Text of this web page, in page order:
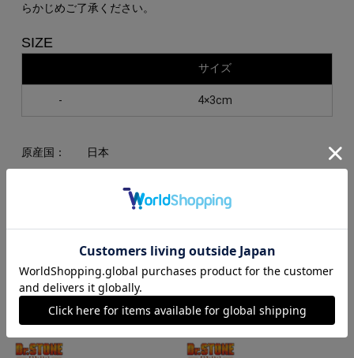
らかじめご了承ください。
SIZE
サイズ
- 4×3cm
原産国： 日本
アクリル
RECOMMEND